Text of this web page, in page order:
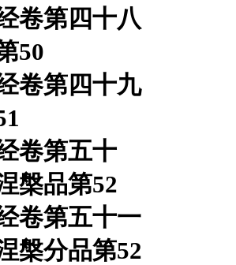
卷第四十八
50
卷第四十九
卷第五十
槃品第52
卷第五十一
槃分品第52